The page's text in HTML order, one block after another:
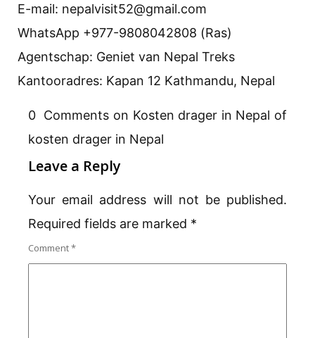
E-mail: nepalvisit52@gmail.com
WhatsApp +977-9808042808 (Ras)
Agentschap: Geniet van Nepal Treks
Kantooradres: Kapan 12 Kathmandu, Nepal
0 Comments on Kosten drager in Nepal of
kosten drager in Nepal
Leave a Reply
Your email address will not be published.
Required fields are marked *
Comment*